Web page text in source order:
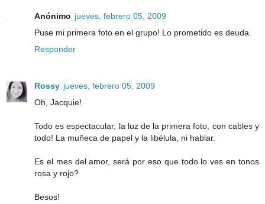
Anónimo jueves, febrero 05, 2009
Puse mi primera foto en el grupo! Lo prometido es deuda.
Responder
Rossy jueves, febrero 05, 2009
Oh, Jacquie!
Todo es espectacular, la luz de la primera foto, con cables y
todo! La muñeca de papel y la libélula, ni hablar.
Es el mes del amor, será por eso que todo lo ves en tonos
rosa y rojo?
Besos!